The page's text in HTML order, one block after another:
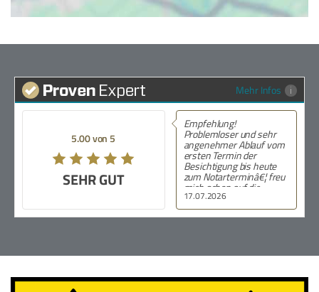
Mehr Infos
5.00 von 5
SEHR GUT
17.07.2026
Empfehlung!
Problemloser und sehr
angenehmer Ablauf vom
ersten Termin der
Besichtigung bis heute
zum Notarterminâ€¦ freu
mich schon auf die
SchlÃ¼sselÃ¼bergabe.
Ganz groÃŸes
DankeschÃ¶n an Frau